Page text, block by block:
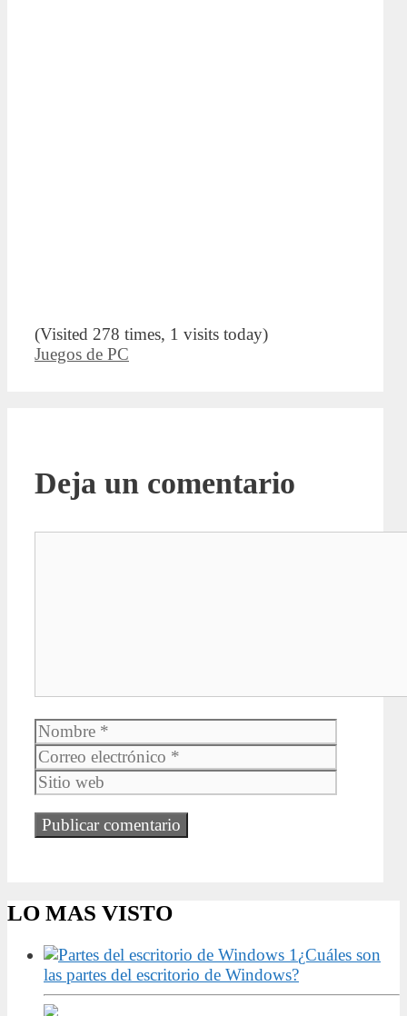
(Visited 278 times, 1 visits today)
Categorías
Juegos de PC
Deja un comentario
Nombre
web
LO MAS VISTO
¿Cuáles son
las partes del escritorio de Windows?